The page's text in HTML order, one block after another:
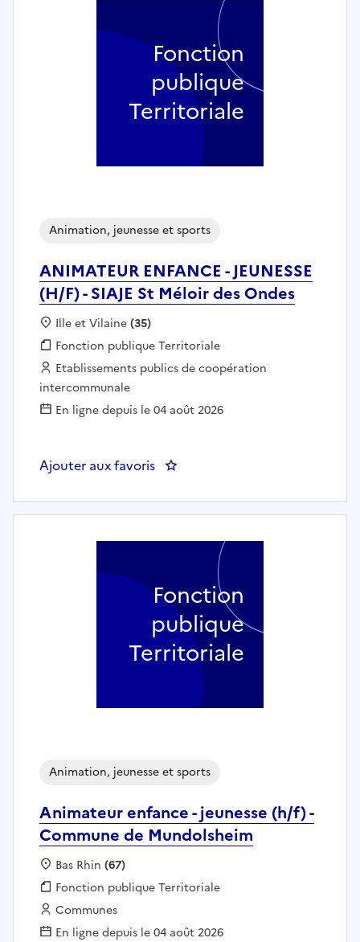
ANIMATEUR ENFANCE - JEUNESSE
(H/F) - SIAJE St Méloir des Ondes
Animation, jeunesse et sports
Localisation :
Ille et Vilaine(35)
Fonction publique :
Fonction publique Territoriale
Employeur :
Etablissements publics de coopération
intercommunale
En ligne depuis le 04 août 2026
Ajouter aux favoris : ANIMATEUR ENFANCE -
Fonction
publique
Territoriale
Animateur enfance - jeunesse (h/f) -
Commune de Mundolsheim
Animation, jeunesse et sports
Localisation :
Bas Rhin (67)
Fonction publique :
Fonction publique Territoriale
Employeur :
Communes
En ligne depuis le 04 août 2026
Fonction
publique
Territoriale